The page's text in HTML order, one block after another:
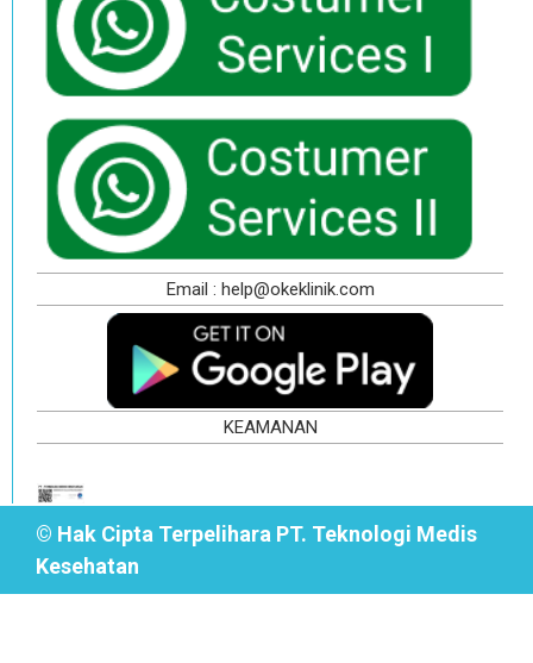
Email : help@okeklinik.com
KEAMANAN
© Hak Cipta Terpelihara PT. Teknologi Medis
Kesehatan